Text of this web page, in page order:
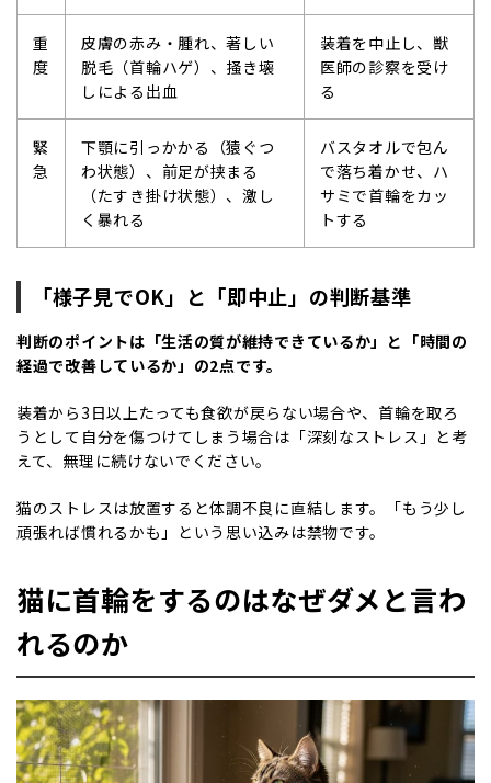
重
度
皮膚の赤み・腫れ、著しい
脱毛（首輪ハゲ）、掻き壊
しによる出血
装着を中止し、獣
医師の診察を受け
る
緊
急
下顎に引っかかる（猿ぐつ
わ状態）、前足が挟まる
（たすき掛け状態）、激し
く暴れる
バスタオルで包ん
で落ち着かせ、ハ
サミで首輪をカッ
トする
「様子見でOK」と「即中止」の判断基準
判断のポイントは「生活の質が維持できているか」と「時間の
経過で改善しているか」の2点です。
装着から3 日以上たっても食欲が戻らない場合や、首輪を取ろ
うとして自分を傷つけてしまう場合は「深刻なストレス」と考
えて、無理に続けないでください。
猫のストレスは放置すると体調不良に直結します。「もう少し
頑張れば慣れるかも」という思い込みは禁物です。
猫に首輪をするのはなぜダメと言わ
れるのか